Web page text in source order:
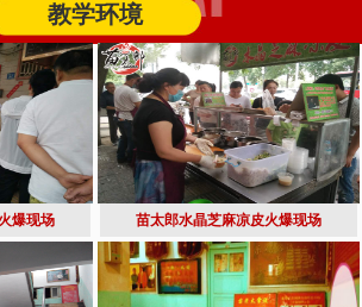
教学环境
爆现场 苗太郎水晶芝麻凉皮火爆现场